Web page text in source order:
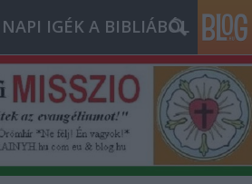
IGÉK A BIBLIÁBÓL